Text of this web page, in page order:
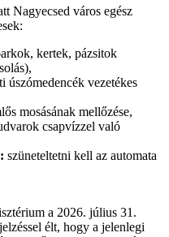
Nagyecsed város egész
kertek, pázsitok
úszómedencék vezetékes
mosásának mellőzése,
csapvízzel való
szüneteltetni kell az automata
a 2026. július 31.
élt, hogy a jelenlegi